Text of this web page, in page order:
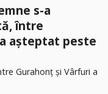
s-a
între
așteptat peste
Gurahonț și Vârfuri a